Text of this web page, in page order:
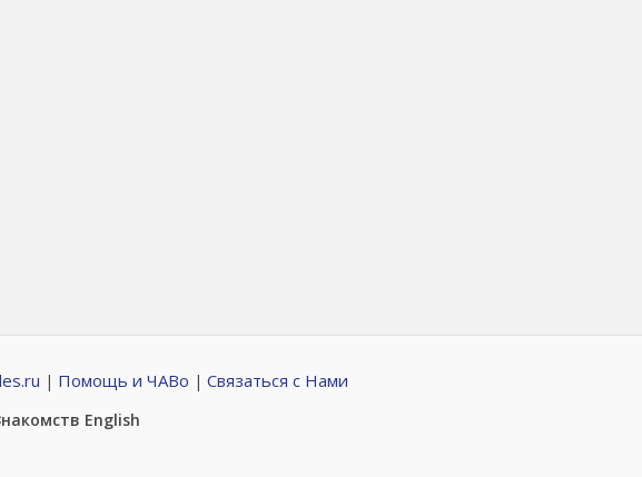
| Помощь и ЧАВо | Связаться с Нами
English